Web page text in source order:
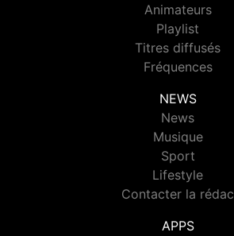
Animateurs
Playlist
Titres diffusés
Fréquences
NEWS
News
Musique
Sport
Lifestyle
Contacter la rédac
APPS